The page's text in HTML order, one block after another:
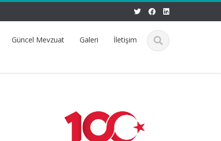
Güncel Mevzuat Galeri İletişim